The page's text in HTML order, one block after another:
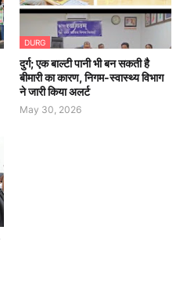
DURG
दुर्ग; एक बाल्टी पानी भी बन सकती है
बीमारी का कारण, निगम-स्वास्थ्य विभाग
ने जारी किया अलर्ट
May 30, 2026